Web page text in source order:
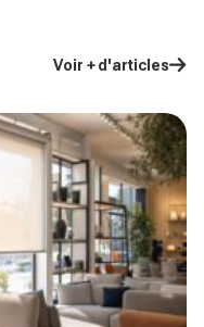
Voir + d'articles